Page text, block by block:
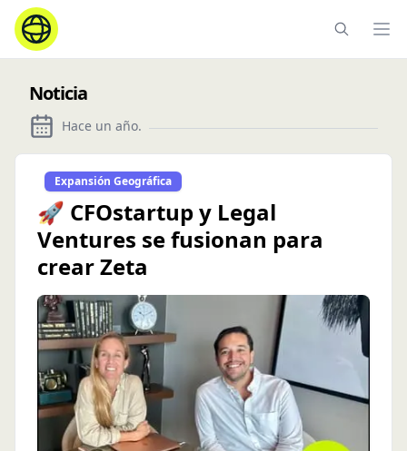
Noticia
Hace un año.
Expansión Geográfica
🚀 CFOstartup y Legal
Ventures se fusionan para
crear Zeta